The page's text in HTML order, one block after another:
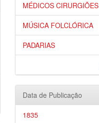
MÉDICOS CIRURGIÕES
MÚSICA FOLCLÓRICA
PADARIAS
Data de Publicação
1835